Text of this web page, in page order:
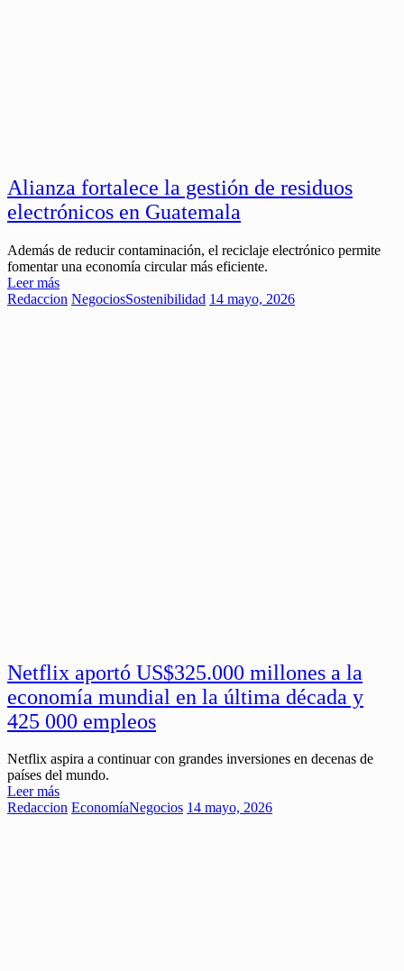
Alianza fortalece la gestión de residuos
electrónicos en Guatemala
Además de reducir contaminación, el reciclaje electrónico permite
fomentar una economía circular más eficiente.
Leer más
Redaccion NegociosSostenibilidad 14 mayo, 2026
Netflix aportó US$325.000 millones a la
economía mundial en la última década y
425 000 empleos
Netflix aspira a continuar con grandes inversiones en decenas de
países del mundo.
Leer más
Redaccion EconomíaNegocios 14 mayo, 2026